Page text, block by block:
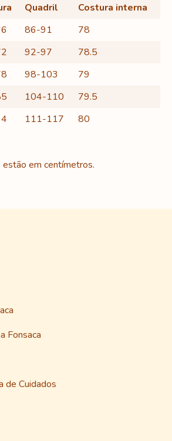
Quadril
Costura interna
86-91
78
92-97
78.5
98-103
79
104-110
79.5
111-117 80
em centímetros.
Fonsaca
de Cuidados